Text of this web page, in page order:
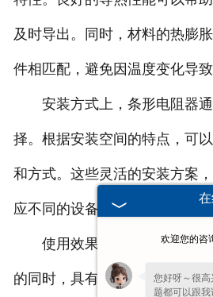
及时导出。同时，材料的热膨
件相匹配，避免因温度变化导致
安装方式上，条形电阻器通
择。根据安装空间的特点，可
和方式。这些灵活的安装方案
应不同的设备布局需求。
使用效果来看，条形电阻器
的同时，具有较好的空间适应
欢迎您的咨
您好呀～很
题都可以跟我